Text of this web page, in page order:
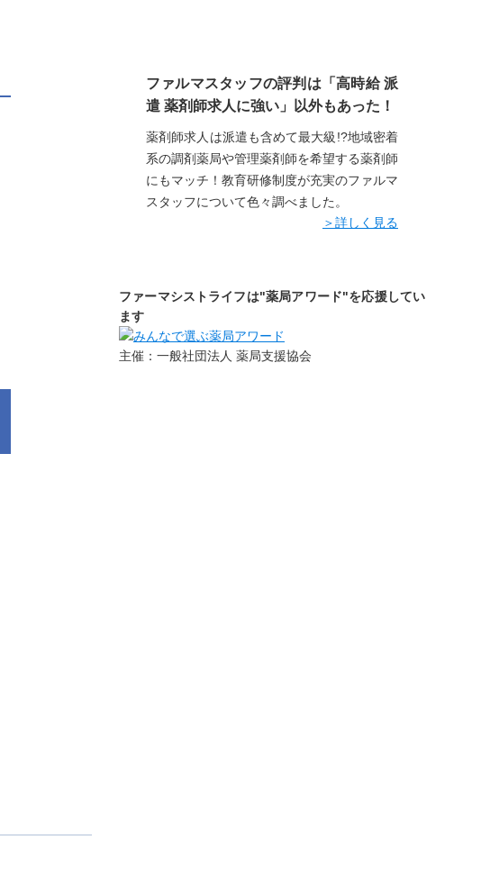
ファルマスタッフの評判は「高時給 派
遣 薬剤師求人に強い」以外もあった！
薬剤師求人は派遣も含めて最大級!?地域密着
系の調剤薬局や管理薬剤師を希望する薬剤師
にもマッチ！教育研修制度が充実のファルマ
スタッフについて色々調べました。
＞詳しく見る
ファーマシストライフは"薬局アワード"を応援してい
ます
主催：一般社団法人 薬局支援協会